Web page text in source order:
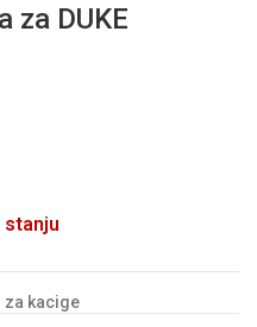
za DUKE
stanju
kacige